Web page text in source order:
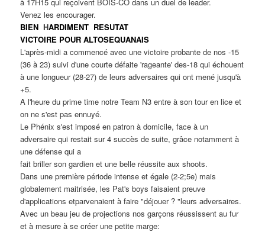
Venez les encourager.
BIENHARDIMENT RESUTAT
VICTOIRE POUR ALTOSEQUANAIS
L'après-midi a commencé avec une victoire probante de nos -15
(36 à 23) suivi d'une courte défaite 'rageante' des-18 qui échouent
à une longueur (28-27) ​de leurs adversaires qui ont mené jusqu'à
+5.
A l'heure du prime time notre Team N3 entre à son tour en lice et
on ne s'est pas ennuyé.
Le Phénix s'est imposé en patron à domicile, face à un
adversaire qui restait sur 4 succès de suite, grâce notamment à
une défense qui a
fait briller son gardien et une belle réussite aux shoots.
Dans une première période intense et égale (2-2;5e) mais
globalement maitrisée, les Pat's boys faisaient preuve
d'applications etparvenaient à faire "déjouer ? "leurs adversaires.
Avec un beau jeu de projections nos garçons réussissent au fur
et à mesure à se créer une petite marge: